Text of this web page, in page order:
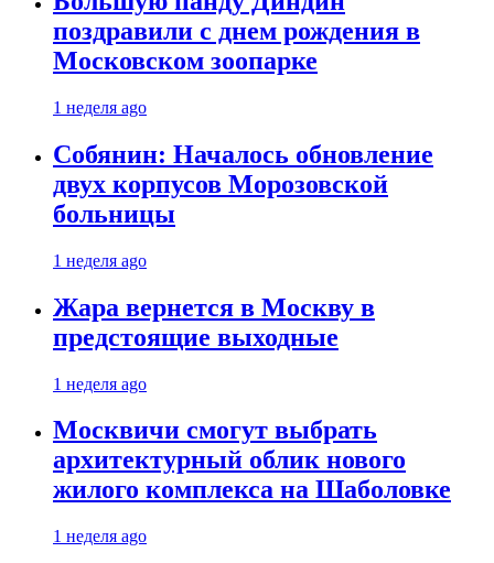
поздравили с днем рождения в
Московском зоопарке
1 неделя ago
Собянин: Началось обновление
двух корпусов Морозовской
больницы
1 неделя ago
Жара вернется в Москву в
предстоящие выходные
1 неделя ago
Москвичи смогут выбрать
архитектурный облик нового
жилого комплекса на Шаболовке
1 неделя ago